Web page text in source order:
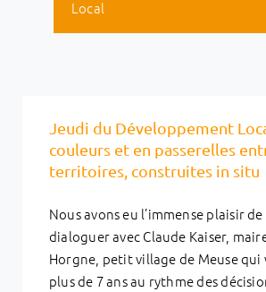
Local
Jeudi du Développement
couleurs et en passerelles
territoires, construites in situ
Nous avons eu l’immense plaisir
dialoguer avec Claude Kaiser,
Horgne, petit village de Meuse qui
plus de 7 ans au rythme des